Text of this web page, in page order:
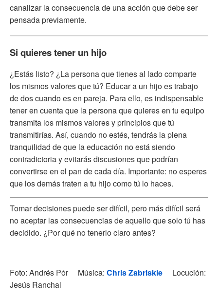
canalizar la consecuencia de una acción que debe ser
pensada previamente.
Si quieres tener un hijo
¿Estás listo? ¿La persona que tienes al lado comparte
los mismos valores que tú? Educar a un hijo es trabajo
de dos cuando es en pareja. Para ello, es indispensable
tener en cuenta que la persona que quieres en tu equipo
transmita los mismos valores y principios que tú
transmitirías. Así, cuando no estés, tendrás la plena
tranquilidad de que la educación no está siendo
contradictoria y evitarás discusiones que podrían
convertirse en el pan de cada día. Importante: no esperes
que los demás traten a tu hijo como tú lo haces.
Tomar decisiones puede ser difícil, pero más difícil será
no aceptar las consecuencias de aquello que solo tú has
decidido. ¿Por qué no tenerlo claro antes?
Foto: Andrés Pór Música: Chris Zabriskie Locución:
Jesús Ranchal